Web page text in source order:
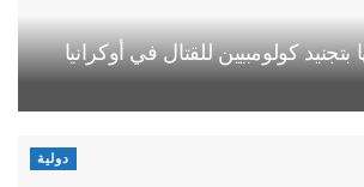
كولومبيين للقتال في أوكرانيا
دولية